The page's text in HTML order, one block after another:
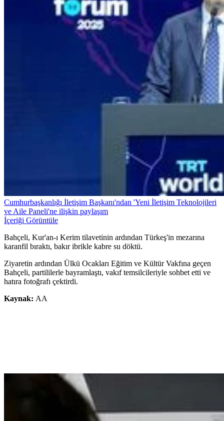
Cumhurbaşkanlığı İletişim Başkanı'ndan 'Yeni İletişim Teknolojileri
ve Aile Paneli'ne ilişkin paylaşım
İçeriği Görüntüle
Bahçeli, Kur'an-ı Kerim tilavetinin ardından Türkeş'in mezarına
karanfil bıraktı, bakır ibrikle kabre su döktü.
Ziyaretin ardından Ülkü Ocakları Eğitim ve Kültür Vakfına geçen
Bahçeli, partililerle bayramlaştı, vakıf temsilcileriyle sohbet etti ve
hatıra fotoğrafı çektirdi.
Kaynak: AA